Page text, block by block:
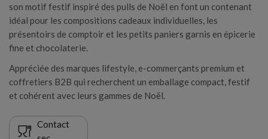
son motif festif inspiré des pulls de Noël en font un contenant
idéal pour les compositions cadeaux individuelles, les
présentoirs de comptoir et les petits paniers garnis en épicerie
fine et chocolaterie.
Appréciée des marques lifestyle, e-commerçants premium et
coffretiers B2B qui recherchent un emballage compact, festif
et cohérent avec leurs gammes de Noël.
Contact